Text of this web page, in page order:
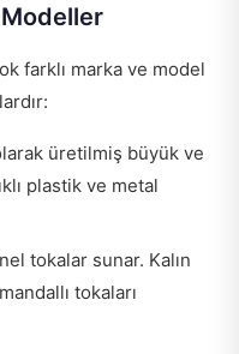
farklı marka ve model
üretilmiş büyük ve
plastik ve metal
tokalar sunar. Kalın
tokaları